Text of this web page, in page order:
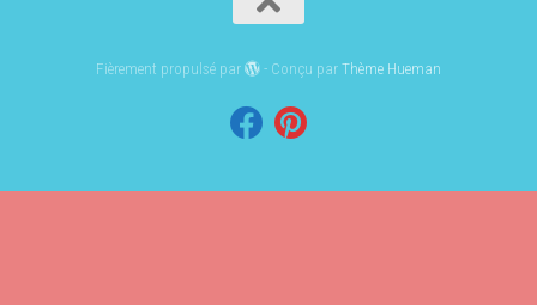
Fièrement propulsé par - Conçu parThème Hueman